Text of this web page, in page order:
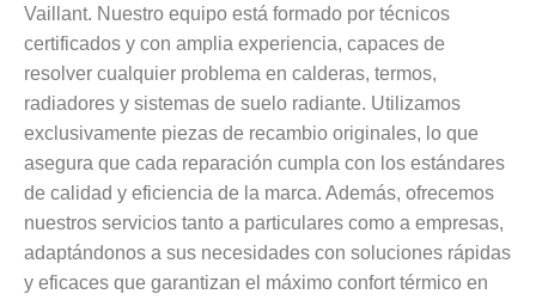
Vaillant. Nuestro equipo está formado por técnicos
certificados y con amplia experiencia, capaces de
resolver cualquier problema en calderas, termos,
radiadores y sistemas de suelo radiante. Utilizamos
exclusivamente piezas de recambio originales, lo que
asegura que cada reparación cumpla con los estándares
de calidad y eficiencia de la marca. Además, ofrecemos
nuestros servicios tanto a particulares como a empresas,
adaptándonos a sus necesidades con soluciones rápidas
y eficaces que garantizan el máximo confort térmico en